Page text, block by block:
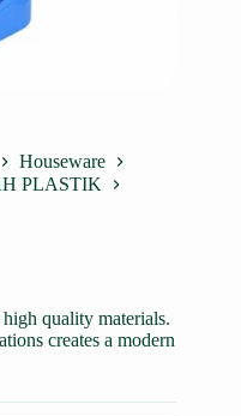
Houseware
PLASTIK
quality materials.
creates a modern